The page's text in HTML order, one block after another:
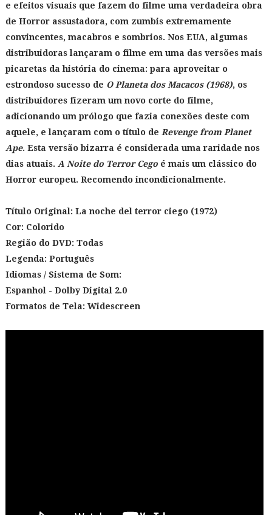
e efeitos visuais que fazem do filme uma verdadeira obra
de Horror assustadora, com zumbis extremamente
convincentes, macabros e sombrios. Nos EUA, algumas
distribuidoras lançaram o filme em uma das versões mais
picaretas da história do cinema: para aproveitar o
estrondoso sucesso de O Planeta dos Macacos (1968), os
distribuidores fizeram um novo corte do filme,
adicionando um prólogo que fazia conexões deste com
aquele, e lançaram com o título de Revenge from Planet
Ape. Esta versão bizarra é considerada uma raridade nos
dias atuais. A Noite do Terror Cegoé mais um clássico do
Horror europeu. Recomendo incondicionalmente.
Título Original: La noche del terror ciego (1972)
Cor: Colorido
Região do DVD: Todas
Legenda: Português
Idiomas / Sistema de Som:
Espanhol - Dolby Digital 2.0
Formatos de Tela: Widescreen